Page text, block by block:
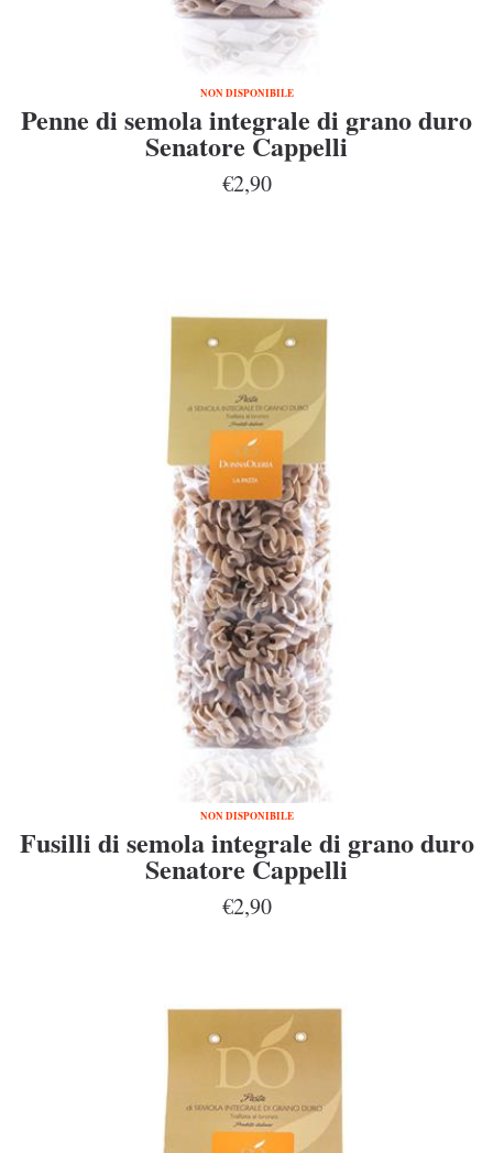
NON DISPONIBILE
Penne di semola integrale di grano duro
Senatore Cappelli
€2,90
NON DISPONIBILE
Fusilli di semola integrale di grano duro
Senatore Cappelli
€2,90